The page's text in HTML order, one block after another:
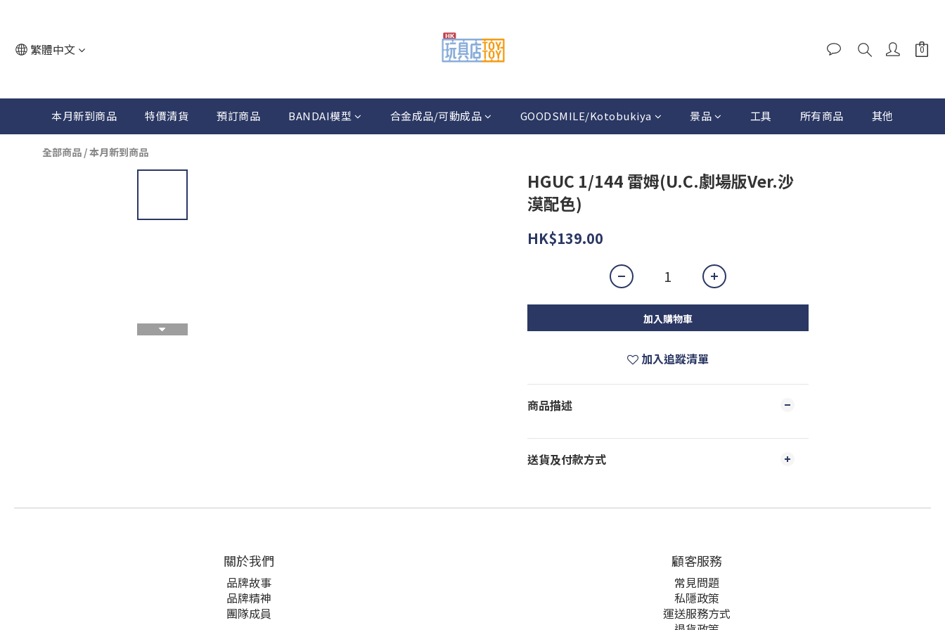
繁體中文
本月新到商品 特價清貨 預訂商品 BANDAI模型 合金成品/可動成品 GOODSMILE/Kotobukiya 景品 工具 所有商品 其他
全部商品 /本月新到商品
HGUC 1/144 雷姆(U.C.劇場版Ver.沙
漠配色)
HK$139.00
加入購物車
加入追蹤清單
商品描述
送貨及付款方式
關於我們
品牌故事
品牌精神
團隊成員
顧客服務
常見問題
私隱政策
運送服務方式